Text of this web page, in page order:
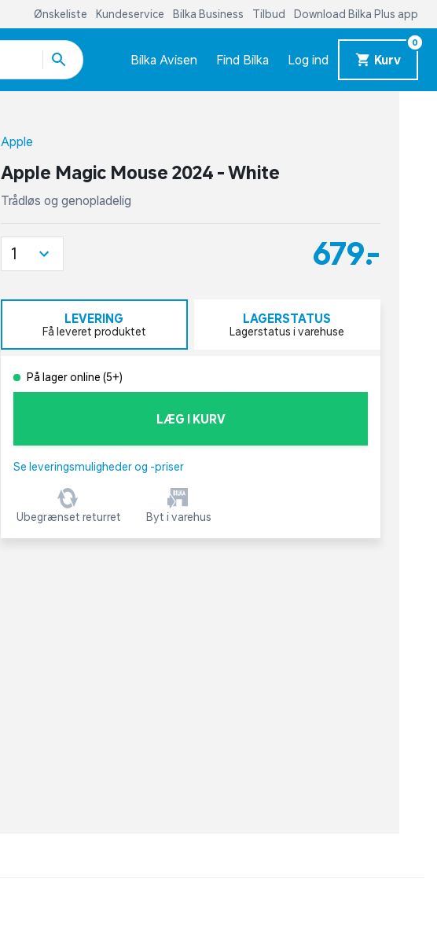
Ønskeliste Kundeservice Bilka Business Tilbud Download Bilka Plus app
Bilka Avisen Find Bilka Log ind Kurv
0
Apple
Apple Magic Mouse 2024 - White
Trådløs og genopladelig
679,-
1
LEVERING
Få leveret produktet
LAGERSTATUS
Lagerstatus i varehuse
På lager online (5+)
LÆG I KURV
Se leveringsmuligheder og -priser
Ubegrænset returret Byt i varehus